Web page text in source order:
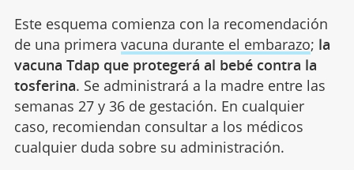
Este esquema comienza con la recomendación
de una primera vacuna durante el embarazo; la
vacuna Tdap que protegerá al bebé contra la
tosferina. Se administrará a la madre entre las
semanas 27 y 36 de gestación. En cualquier
caso, recomiendan consultar a los médicos
cualquier duda sobre su administración.